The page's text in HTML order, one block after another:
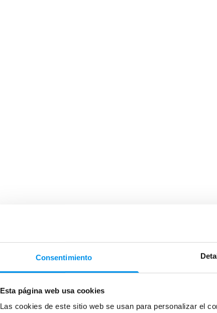
Consentimiento
Esta página web usa cookies
Las cookies de este sitio web se usan para personalizar el